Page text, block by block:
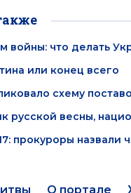
войны: что делать
или конец всего
схему
русской весны,
прокуроры назвали
О портале